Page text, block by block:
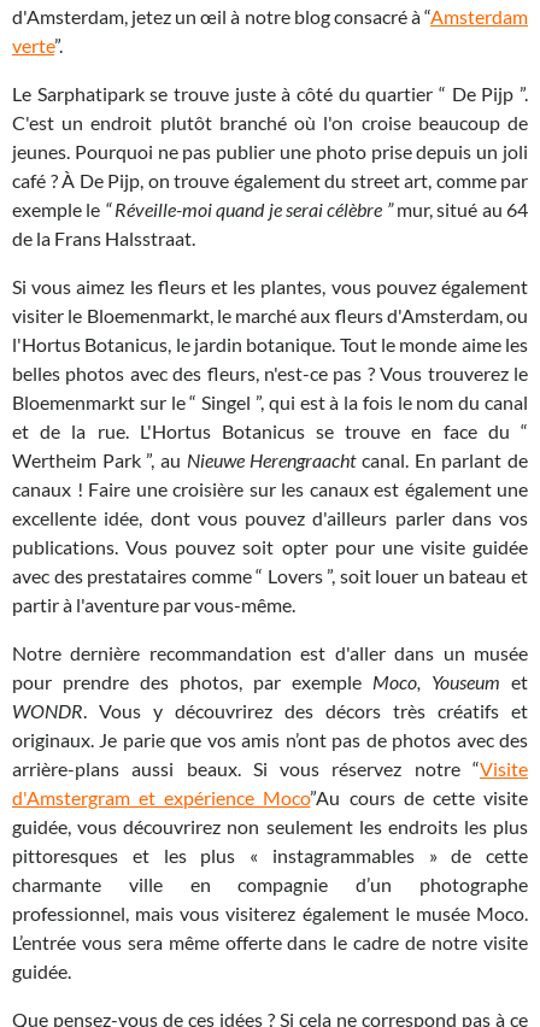
d'Amsterdam, jetez un œil à notre blog consacré à “Amsterdam
verte”.
Le Sarphatipark se trouve juste à côté du quartier “ De Pijp ”.
C'est un endroit plutôt branché où l'on croise beaucoup de
jeunes. Pourquoi ne pas publier une photo prise depuis un joli
café ? À De Pijp, on trouve également du street art, comme par
exemple le “ Réveille-moi quand je serai célèbre ”mur, situé au 64
de la Frans Halsstraat.
Si vous aimez les fleurs et les plantes, vous pouvez également
visiter le Bloemenmarkt, le marché aux fleurs d'Amsterdam, ou
l'Hortus Botanicus, le jardin botanique. Tout le monde aime les
belles photos avec des fleurs, n'est-ce pas ? Vous trouverez le
Bloemenmarkt sur le “ Singel ”, qui est à la fois le nom du canal
et de la rue. L'Hortus Botanicus se trouve en face du “
Wertheim Park ”, au Nieuwe Herengraachtcanal. En parlant de
canaux ! Faire une croisière sur les canaux est également une
excellente idée, dont vous pouvez d'ailleurs parler dans vos
publications. Vous pouvez soit opter pour une visite guidée
avec des prestataires comme “ Lovers ”, soit louer un bateau et
partir à l'aventure par vous-même.
Notre dernière recommandation est d'aller dans un musée
pour prendre des photos, par exemple Moco, Youseum et
WONDR. Vous y découvrirez des décors très créatifs et
originaux. Je parie que vos amis n’ont pas de photos avec des
arrière-plans aussi beaux. Si vous réservez notre “Visite
d'Amstergram et expérience Moco”Au cours de cette visite
guidée, vous découvrirez non seulement les endroits les plus
pittoresques et les plus « instagrammables » de cette
charmante ville en compagnie d’un photographe
professionnel, mais vous visiterez également le musée Moco.
L’entrée vous sera même offerte dans le cadre de notre visite
guidée.
Que pensez-vous de ces idées ? Si cela ne correspond pas à ce